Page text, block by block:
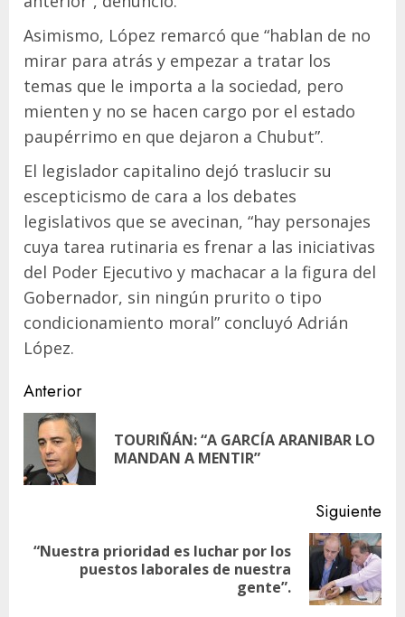
Asimismo, López remarcó que “hablan de no
mirar para atrás y empezar a tratar los
temas que le importa a la sociedad, pero
mienten y no se hacen cargo por el estado
paupérrimo en que dejaron a Chubut”.
El legislador capitalino dejó traslucir su
escepticismo de cara a los debates
legislativos que se avecinan, “hay personajes
cuya tarea rutinaria es frenar a las iniciativas
del Poder Ejecutivo y machacar a la figura del
Gobernador, sin ningún prurito o tipo
condicionamiento moral” concluyó Adrián
López.
Navegación
de
entradas
Anterior
TOURIÑÁN: “A GARCÍA ARANIBAR LO
MANDAN A MENTIR”
Siguiente
Siguiente
“Nuestra prioridad es luchar por los
puestos laborales de nuestra
gente”.